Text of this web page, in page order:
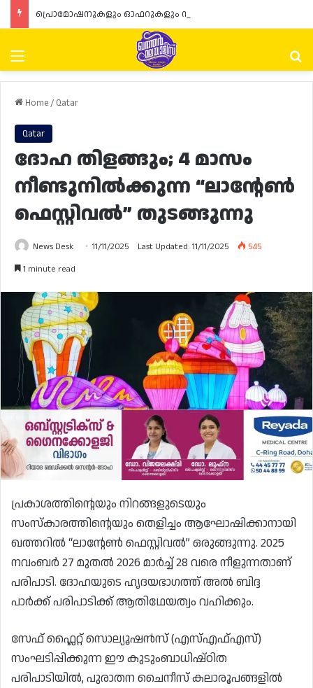
Menu
Home/ Qatar
Qatar
ദോഹ തിളങ്ങും; 4 മാസം
നീണ്ടുനിൽക്കുന്ന “ലാന്റേൺ
ഫെസ്റ്റിവൽ” തുടങ്ങുന്നു
News Desk 11/11/2025 Last Updated: 11/11/2025
545
1 minute read
പ്രകാശത്തിന്റെയും നിറങ്ങളുടെയും
സംസ്കാരത്തിന്റെയും തെളിച്ചം ആഘോഷിക്കാനായി
ഖത്തറിൽ “ലാന്റേൺ ഫെസ്റ്റിവൽ” ഒരുങ്ങുന്നു. 2025
നവംബർ 27 മുതൽ 2026 മാർച്ച് 28 വരെ നീളുന്നതാണ്
പരിപാടി. ദോഹയുടെ ഹൃദയഭാഗത്ത് അൽ ബിദ്ദ
പാർക്ക് പരിപാടിക്ക് ആതിഥേയത്വം വഹിക്കും.
സേഫ് ഫ്ലൈറ്റ് സൊല്യൂഷൻസ് (എസ്എഫ്എസ്)
സംഘടിപ്പിക്കുന്ന ഈ കുടുംബാധിഷ്ഠിത
പരിപാടിയിൽ, പുരാതന ചൈനീസ് കലാരൂപങ്ങളിൽ